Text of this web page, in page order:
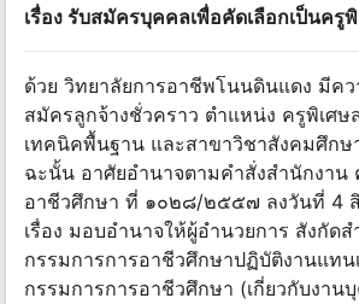
เรื่อง รับสมัครบุคคลเพื่อคัดเลือกเป็นครู
ด้วย วิทยาลัยการอาชีพโนนดินแดง มีค
สมัครลูกจ้างชั่วคราว ตําแหน่ง ครูพิเศษ
เทคนิคพื้นฐาน และสาขาวิชาสังคมศึกษ
ฉะนั้น อาศัยอํานาจตามคําสั่งสํานักงาน
อาชีวศึกษา ที่ ๑๐๒๘/๒๕๕๗ ลงวันที่ 4
เรื่อง มอบอํานาจให้ผู้อํานวยการ สังกัด
กรรมการการอาชีวศึกษาปฏิบัติงานแท
กรรมการการอาชีวศึกษา (เกี่ยวกับงาน